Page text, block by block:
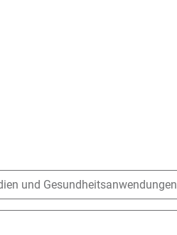
und Gesundheitsanwendungen
der 1. Etage